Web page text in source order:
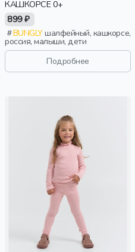
КАШКОРСЕ 0+
899 ₽
BUNGLYшалфейный, кашкорсе,
россия, малыши, дети
Подробнее